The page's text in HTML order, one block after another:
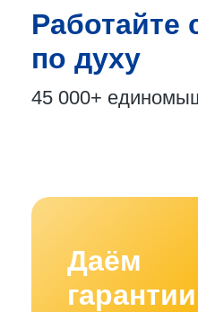
Работайте
по духу
45 000+
Даём
гарантии